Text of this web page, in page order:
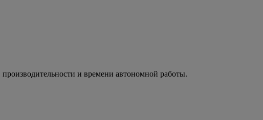
и времени автономной работы.